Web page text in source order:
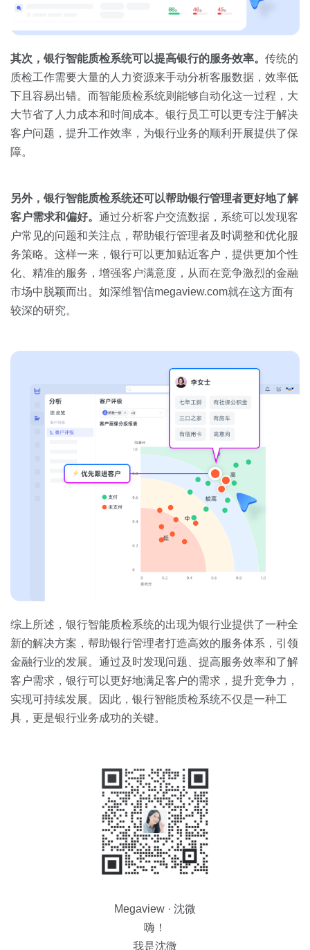
其次，银行智能质检系统可以提高银行的服务效率。 传统的
质检工作需要大量的人力资源来手动分析客服数据，效率低
下且容易出错。而智能质检系统则能够自动化这一过程，大
大节省了人力成本和时间成本。银行员工可以更专注于解决
客户问题，提升工作效率，为银行业务的顺利开展提供了保
障。
另外，银行智能质检系统还可以帮助银行管理者更好地了解
客户需求和偏好。 通过分析客户交流数据，系统可以发现客
户常见的问题和关注点，帮助银行管理者及时调整和优化服
务策略。这样一来，银行可以更加贴近客户，提供更加个性
化、精准的服务，增强客户满意度，从而在竞争激烈的金融
市场中脱颖而出。如深维智信megaview.com就在这方面有
较深的研究。
综上所述，银行智能质检系统的出现为银行业提供了一种全
新的解决方案，帮助银行管理者打造高效的服务体系，引领
金融行业的发展。通过及时发现问题、提高服务效率和了解
客户需求，银行可以更好地满足客户的需求，提升竞争力，
实现可持续发展。因此，银行智能质检系统不仅是一种工
具，更是银行业务成功的关键。
Megaview · 沈微
嗨！
我是沈微